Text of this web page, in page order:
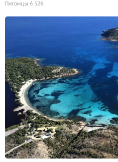
Питомцы 6 526